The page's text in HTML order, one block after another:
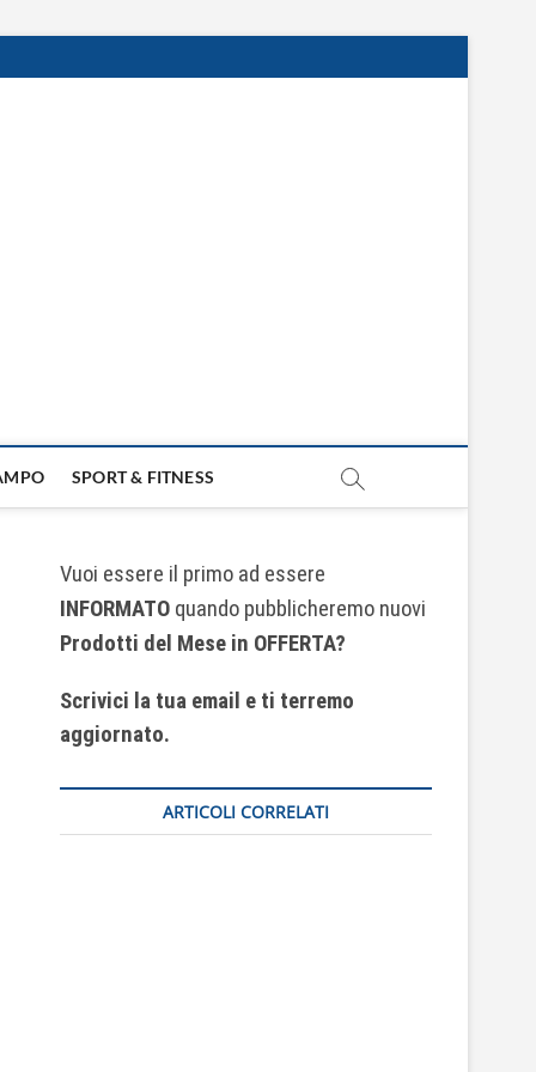
SPORT & FITNESS
Vuoi essere il primo ad essere
INFORMATO quando pubblicheremo nuovi
Prodotti del Mese in OFFERTA?
Scrivici la tua email e ti terremo
aggiornato.
ARTICOLI CORRELATI